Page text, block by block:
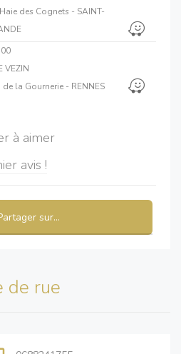
des Cognets - SAINT-
VEZIN
la Gournerie - RENNES
à aimer
avis !
sur...
de rue